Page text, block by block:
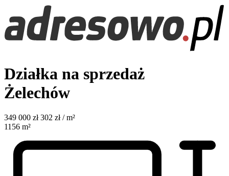
Działka na sprzedaż
Żelechów
349 000 zł 302 zł / m²
1156 m²